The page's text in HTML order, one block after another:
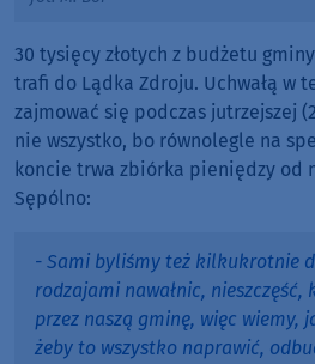
30 tysięcy złotych z budżetu
trafi do Lądka Zdroju. Uchwałą w
zajmować się podczas jutrzejszej
nie wszystko, bo równolegle na
koncie trwa zbiórka pieniędzy od
Sępólno:
- Sami byliśmy też kilkukrotnie
rodzajami nawałnic, nieszczęść,
przez naszą gminę, więc wiemy,
żeby to wszystko naprawić,